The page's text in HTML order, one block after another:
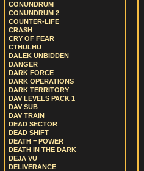
CONUNDRUM
CONUNDRUM 2
COUNTER-LIFE
CRASH
CRY OF FEAR
CTHULHU
DALEK UNBIDDEN
DANGER
DARK FORCE
DARK OPERATIONS
DARK TERRITORY
DAV LEVELS PACK 1
DAV SUB
DAV TRAIN
DEAD SECTOR
DEAD SHIFT
DEATH = POWER
DEATH IN THE DARK
DEJA VU
DELIVERANCE